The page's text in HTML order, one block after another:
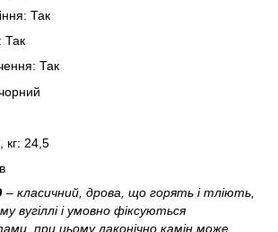
Так
Так
Так
кг: 24,5
– класичний, дрова, що горять і тліють,
вугіллі і умовно фіксуються
при цьому лаконічно камін може